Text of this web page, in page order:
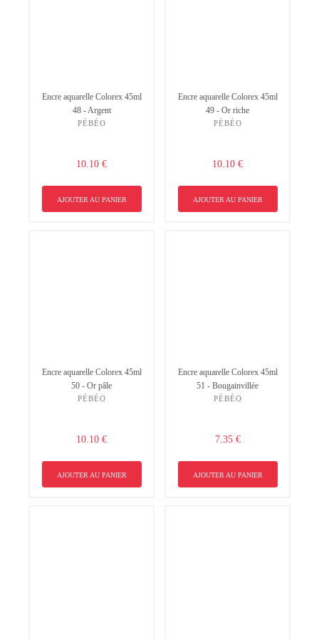
Encre aquarelle Colorex 45ml
48 - Argent
PÉBÉO
10.10 €
AJOUTER AU PANIER
Encre aquarelle Colorex 45ml
49 - Or riche
PÉBÉO
10.10 €
AJOUTER AU PANIER
Encre aquarelle Colorex 45ml
50 - Or pâle
PÉBÉO
10.10 €
AJOUTER AU PANIER
Encre aquarelle Colorex 45ml
51 - Bougainvillée
PÉBÉO
7.35 €
AJOUTER AU PANIER